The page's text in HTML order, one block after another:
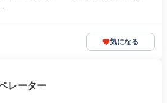
気になる
レーター